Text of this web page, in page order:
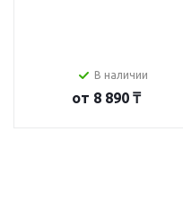
В наличии
от 8 890 ₸